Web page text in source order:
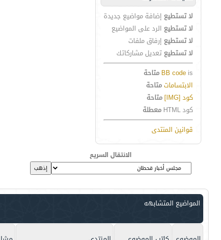
لا تستطيع إضافة مواضيع جديدة
لا تستطيع الرد على المواضيع
لا تستطيع إرفاق ملفات
لا تستطيع تعديل مشاركاتك
BB code is
متاحة
الابتساماتمتاحة
كود [IMG]
متاحة
كود HTML
معطلة
قوانين المنتدى
الانتقال السريع
المواضيع المتشابهه